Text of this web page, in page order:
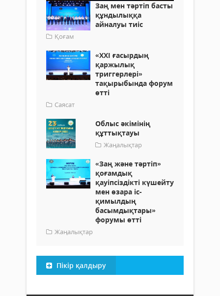
Заң мен тәртіп басты
құндылыққа
айналуы тиіс
Қоғам
«XXI ғасырдың
қаржылық
триггерлері»
тақырыбында форум
өтті
Саясат
Облыс әкімінің
құттықтауы
Жаңалықтар
«Заң және тәртіп»
қоғамдық
қауіпсіздікті күшейту
мен өзара іс-
қимылдың
басымдықтары»
форумы өтті
Жаңалықтар
Пікір қалдыру